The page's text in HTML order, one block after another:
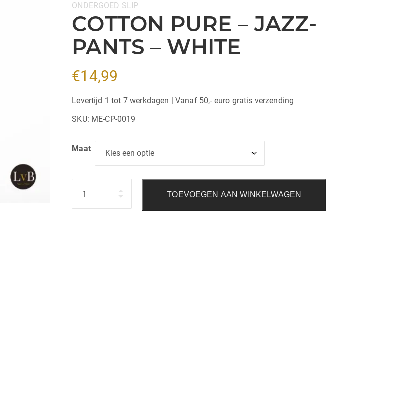
Categorieën:
ONDERGOED SLIP
COTTON PURE – JAZZ-
PANTS – WHITE
€14,99
Levertijd 1 tot 7 werkdagen | Vanaf 50,- euro gratis verzending
SKU: ME-CP-0019
Maat
TOEVOEGEN AAN WINKELWAGEN